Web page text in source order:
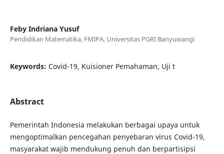
Feby Indriana Yusuf
Pendidikan Matematika, FMIPA, Universitas PGRI Banyuwangi
Keywords: Covid-19, Kuisioner Pemahaman, Uji t
Abstract
Pemerintah Indonesia melakukan berbagai upaya untuk
mengoptimalkan pencegahan penyebaran virus Covid-19,
masyarakat wajib mendukung penuh dan berpartisipsi